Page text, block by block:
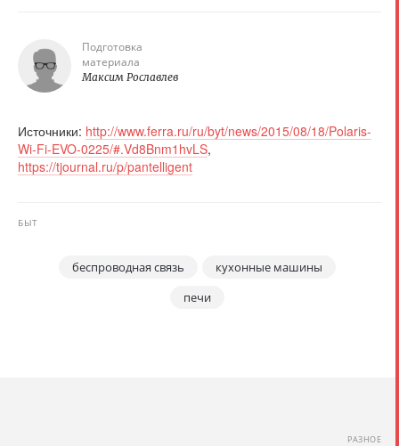
Подготовка
материала
Максим Рославлев
Источники: http://www.ferra.ru/ru/byt/news/2015/08/18/Polaris-
Wi-Fi-EVO-0225/#.Vd8Bnm1hvLS,
https://tjournal.ru/p/pantelligent
БЫТ
беспроводная связь
кухонные машины
печи
РАЗНОЕ